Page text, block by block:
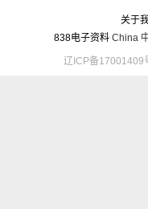
关于
838电子资料China
辽ICP备17001409